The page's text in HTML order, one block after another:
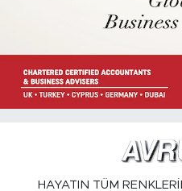
HAYATIN TÜM